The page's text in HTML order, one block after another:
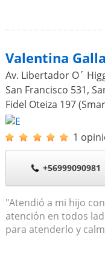
Valentina
Av. Libertador O´
San Francisco 531,
Fidel Oteiza 197
1
+56999090981
"Atendió a mi hijo
atención en todos
para atenderlo y